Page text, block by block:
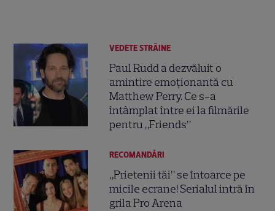
VEDETE STRĂINE
Paul Rudd a dezvăluit o
amintire emoționantă cu
Matthew Perry. Ce s-a
întâmplat între ei la filmările
pentru „Friends”
RECOMANDĂRI
„Prietenii tăi” se întoarce pe
micile ecrane! Serialul intră în
grila Pro Arena